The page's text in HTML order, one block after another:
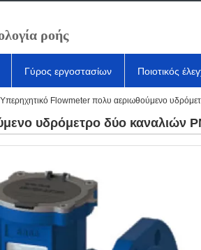
ροής
Γύρος εργοστασίων Ποιοτικός
Υπερηχητικό Flowmeter πολυ αεριωθούμενο
υδρόμετρο δύο καναλιών